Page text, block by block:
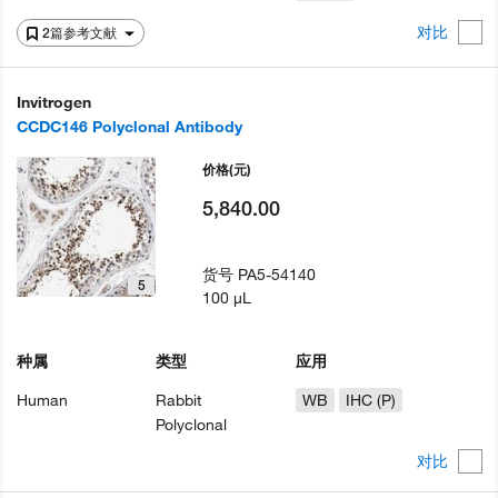
2篇参考文献 对比
Invitrogen
CCDC146 Polyclonal Antibody
对比
5
种属
Human
类型
Rabbit
Polyclonal
应用
WB
IHC (P)
价格(元)
5,840.00
货号 PA5-54140
100 µL